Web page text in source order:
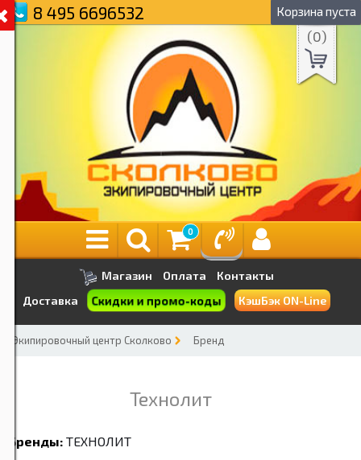
8 495 6696532 Корзина пуста
(0)
0
Магазин Оплата
Контакты
Доставка
Скидки и промо-коды КэшБэк ON-Line
Экипировочный центр Сколково Бренд
Технолит
Бренды: ТЕХНОЛИТ